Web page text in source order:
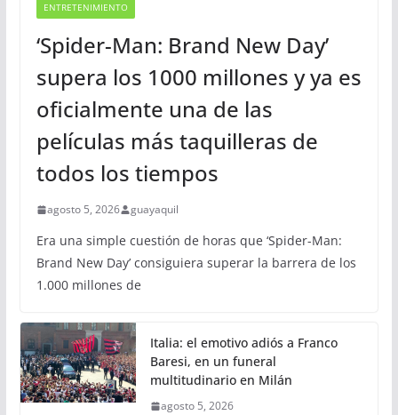
ENTRETENIMIENTO
‘Spider-Man: Brand New Day’
supera los 1000 millones y ya es
oficialmente una de las
películas más taquilleras de
todos los tiempos
agosto 5, 2026 guayaquil
Era una simple cuestión de horas que ‘Spider-Man:
Brand New Day’ consiguiera superar la barrera de los
1.000 millones de
Italia: el emotivo adiós a Franco
Baresi, en un funeral
multitudinario en Milán
agosto 5, 2026